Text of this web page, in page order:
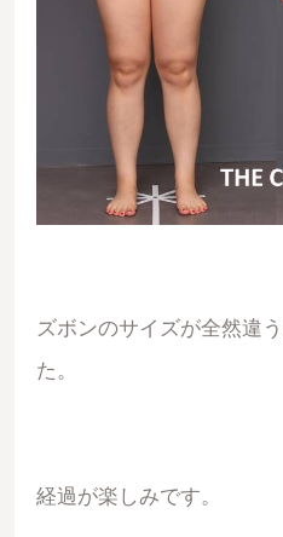
ズボンのサイズが全然違
た。
経過が楽しみです。